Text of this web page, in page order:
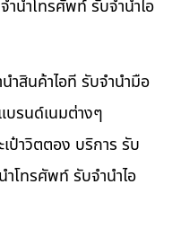
นำโทรศัพท์ รับจำนำไอ
ำสินค้าไอที รับจำนำมือ
บรนด์เนมต่างๆ
ป๋าวิตตอง บริการ รับ
โทรศัพท์ รับจำนำไอ